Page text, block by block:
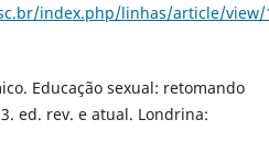
index.php/linhas/article/view/
Educação sexual: retomando
ed. rev. e atual. Londrina: